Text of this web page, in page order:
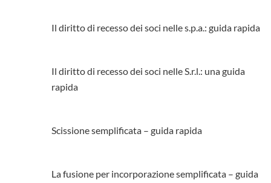
Il diritto di recesso dei soci nelle s.p.a.: guida rapida
Il diritto di recesso dei soci nelle S.r.l.: una guida
rapida
Scissione semplificata – guida rapida
La fusione per incorporazione semplificata – guida